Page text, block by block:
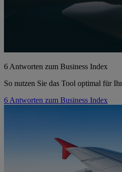
6 Antworten zum Business Index
So nutzen Sie das Tool optimal für
6 Antworten zum Business Index